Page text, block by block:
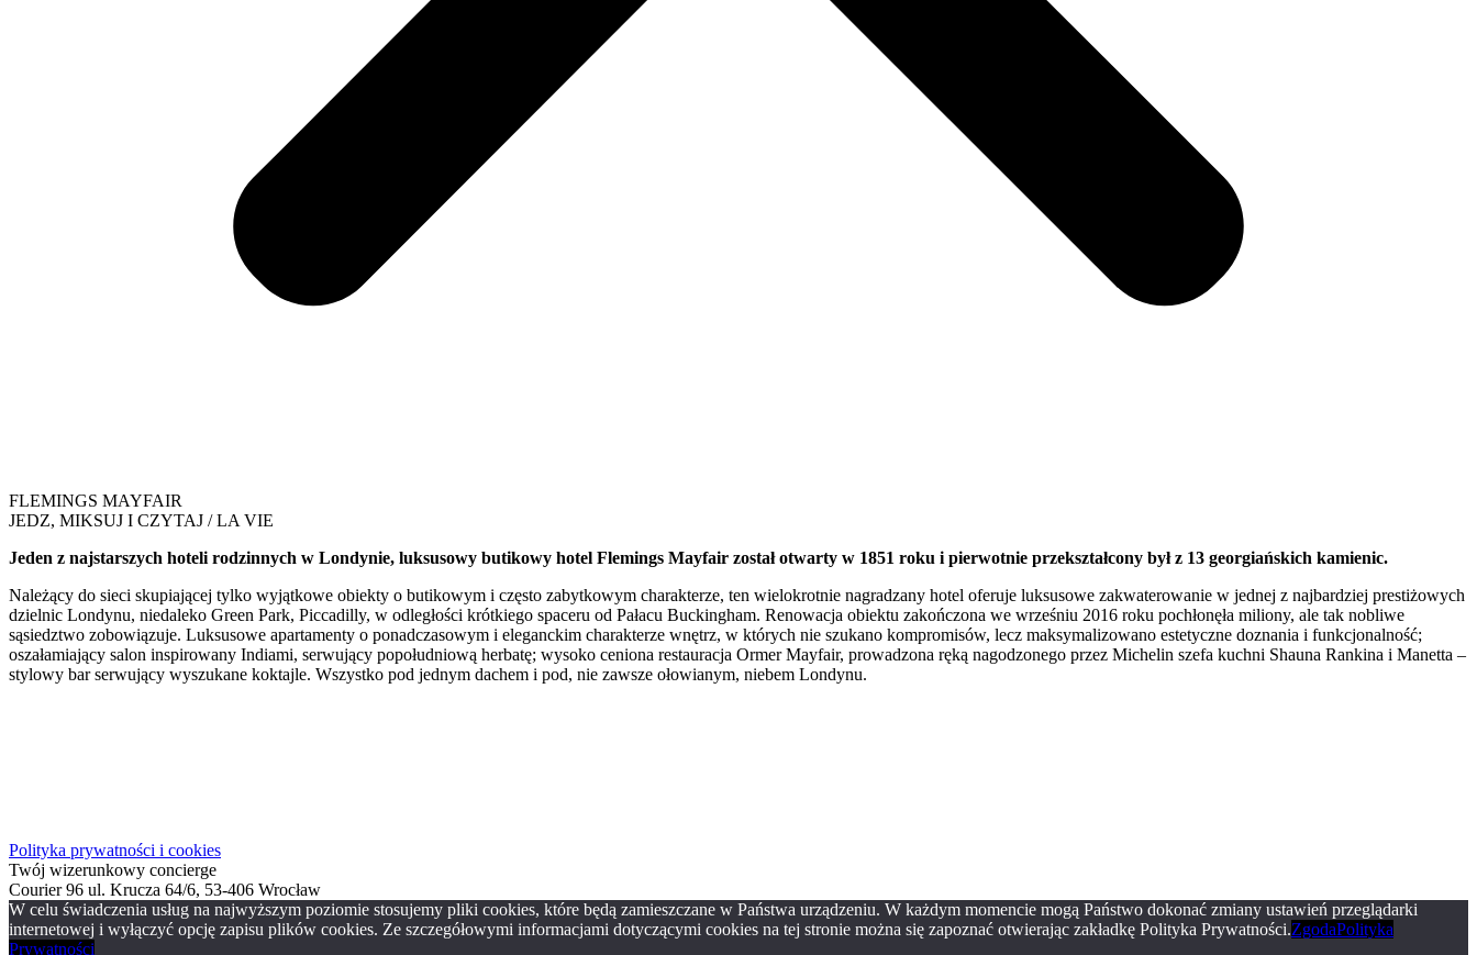
FLEMINGS MAYFAIR
JEDZ, MIKSUJ I CZYTAJ / LA VIE​
Jeden z najstarszych hoteli rodzinnych w Londynie, luksusowy butikowy hotel Flemings Mayfair został otwarty w 1851 roku i pierwotnie przekształcony był z 13 georgiańskich kamienic.
Należący do sieci skupiającej tylko wyjątkowe obiekty o butikowym i często zabytkowym charakterze, ten wielokrotnie nagradzany hotel oferuje luksusowe zakwaterowanie w jednej z najbardziej prestiżowych
dzielnic Londynu, niedaleko Green Park, Piccadilly, w odległości krótkiego spaceru od Pałacu Buckingham. Renowacja obiektu zakończona we wrześniu 2016 roku pochłonęła miliony, ale tak nobliwe
sąsiedztwo zobowiązuje. Luksusowe apartamenty o ponadczasowym i eleganckim charakterze wnętrz, w których nie szukano kompromisów, lecz maksymalizowano estetyczne doznania i funkcjonalność;
oszałamiający salon inspirowany Indiami, serwujący popołudniową herbatę; wysoko ceniona restauracja Ormer Mayfair, prowadzona ręką nagodzonego przez Michelin szefa kuchni Shauna Rankina i Manetta –
stylowy bar serwujący wyszukane koktajle. Wszystko pod jednym dachem i pod, nie zawsze ołowianym, niebem Londynu.
Polityka prywatności i cookies
Twój wizerunkowy concierge
Courier 96 ul. Krucza 64/6, 53-406 Wrocław
W celu świadczenia usług na najwyższym poziomie stosujemy pliki cookies, które będą zamieszczane w Państwa urządzeniu. W każdym momencie mogą Państwo dokonać zmiany ustawień przeglądarki
internetowej i wyłączyć opcję zapisu plików cookies. Ze szczegółowymi informacjami dotyczącymi cookies na tej stronie można się zapoznać otwierając zakładkę Polityka Prywatności.ZgodaPolityka
Prywatności